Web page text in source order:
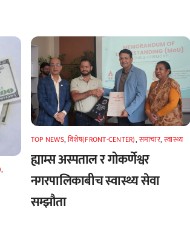
,
TOP NEWS,विशेष(FRONT-CENTER),समाचार,स्वास्थ्य
ह्याम्स अस्पताल र गोकर्णेश्वर
नगरपालिकाबीच स्वास्थ्य सेवा
सम्झौता